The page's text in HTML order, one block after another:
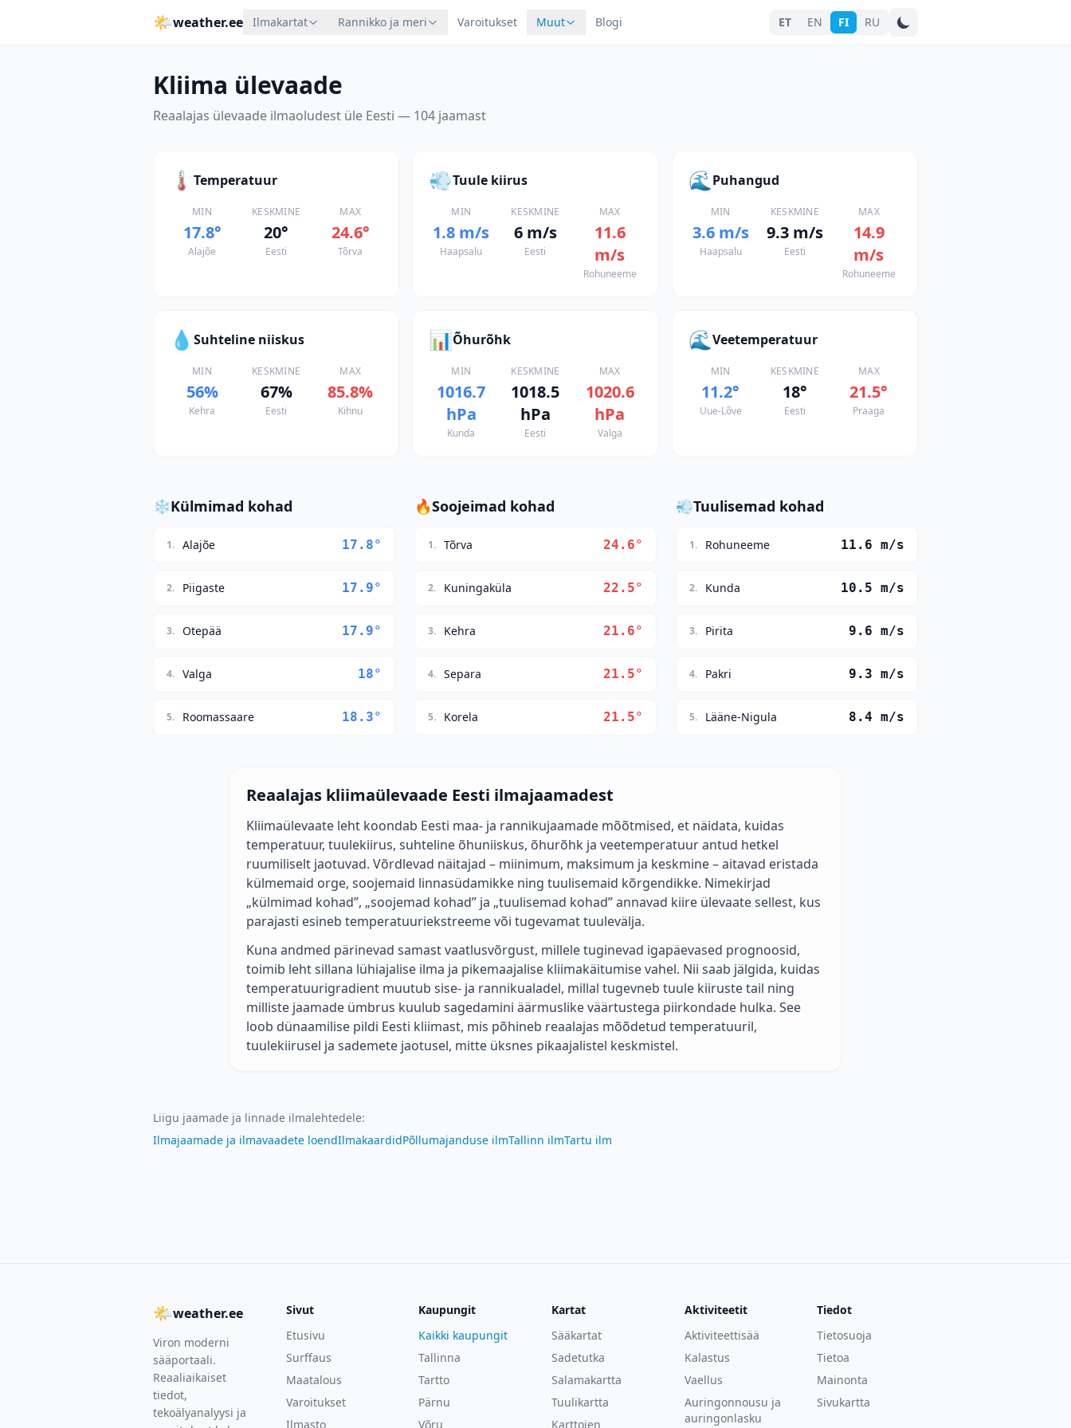
🌤weather.ee Ilmakartat Rannikko ja meri Varoitukset Muut Blogi Hae kaupunkia
ET EN FI RU
Kliima ülevaade
Reaalajas ülevaade ilmaoludest üle Eesti — 104 jaamast
🌡 Temperatuur
MIN
17.8°
Alajõe
KESKMINE
20°
Eesti
MAX
24.6°
Tõrva
💨Tuule kiirus
MIN
1.8 m/s
Haapsalu
KESKMINE
6m/s
Eesti
MAX
11.6
m/s
Rohuneeme
🌊 Puhangud
MIN
3.6m/s
Haapsalu
KESKMINE
9.3m/s
Eesti
MAX
14.9
m/s
Rohuneeme
💧 Suhteline niiskus
MIN
56%
Kehra
KESKMINE
67%
Eesti
MAX
85.8%
Kihnu
📊Õhurõhk
MIN
1016.7
hPa
Kunda
KESKMINE
1018.5
hPa
Eesti
MAX
1020.6
hPa
Valga
🌊 Veetemperatuur
MIN
11.2°
Uue-Lõve
KESKMINE
18°
Eesti
MAX
21.5°
Praaga
❄️Külmimad kohad
1. Alajõe 17.8°
2. Piigaste 17.9°
3. Otepää 17.9°
4. Valga 18°
5. Roomassaare 18.3°
🔥Soojeimad kohad
1. Tõrva 24.6°
2. Kuningaküla 22.5°
3. Kehra 21.6°
4. Separa 21.5°
5. Korela 21.5°
💨Tuulisemad kohad
1. Rohuneeme 11.6 m/s
2. Kunda 10.5 m/s
3. Pirita 9.6 m/s
4. Pakri 9.3 m/s
5. Lääne-Nigula 8.4 m/s
Reaalajas kliimaülevaade Eesti ilmajaamadest
Kliimaülevaate leht koondab Eesti maa- ja rannikujaamade mõõtmised, et näidata, kuidas
temperatuur, tuulekiirus, suhteline õhuniiskus, õhurõhk ja veetemperatuur antud hetkel
ruumiliselt jaotuvad. Võrdlevad näitajad – miinimum, maksimum ja keskmine – aitavad eristada
külmemaid orge, soojemaid linnasüdamikke ning tuulisemaid kõrgendikke. Nimekirjad
„külmimad kohad”, „soojemad kohad” ja „tuulisemad kohad” annavad kiire ülevaate sellest, kus
parajasti esineb temperatuuriekstreeme või tugevamat tuulevälja.
Kuna andmed pärinevad samast vaatlusvõrgust, millele tuginevad igapäevased prognoosid,
toimib leht sillana lühiajalise ilma ja pikemaajalise kliimakäitumise vahel. Nii saab jälgida, kuidas
temperatuurigradient muutub sise- ja rannikualadel, millal tugevneb tuule kiiruste tail ning
milliste jaamade ümbrus kuulub sagedamini äärmuslike väärtustega piirkondade hulka. See
loob dünaamilise pildi Eesti kliimast, mis põhineb reaalajas mõõdetud temperatuuril,
tuulekiirusel ja sademete jaotusel, mitte üksnes pikaajalistel keskmistel.
Liigu jaamade ja linnade ilmalehtedele:
Ilmajaamade ja ilmavaadete loendIlmakaardidPõllumajanduse ilmTallinn ilmTartu ilm
🌤weather.ee
Viron moderni
sääportaali.
Reaaliaikaiset
tiedot,
tekoälyanalyysi ja
Sivut
Etusivu
Surffaus
Maatalous
Varoitukset
Ilmasto
Kaupungit
Kaikki kaupungit
Tallinna
Tartto
Pärnu
Võru
Kartat
Sääkartat
Sadetutka
Salamakartta
Tuulikartta
Karttojen
Aktiviteetit
Aktiviteettisää
Kalastus
Vaellus
Auringonnousu ja
auringonlasku
Tiedot
Tietosuoja
Tietoa
Mainonta
Sivukartta